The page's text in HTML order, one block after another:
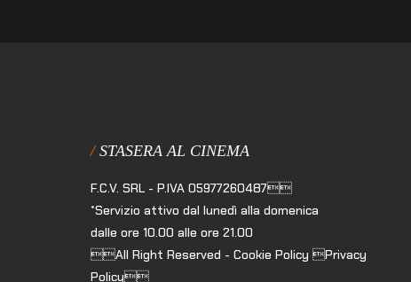
STASERA AL CINEMA
F.C.V. SRL - P.IVA 05977260487
*Servizio attivo dal lunedì alla domenica
dalle ore 10.00 alle ore 21.00
All Right Reserved - Cookie Policy Privacy
Policy